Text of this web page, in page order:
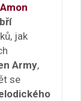
Amon
jak
Army,
se